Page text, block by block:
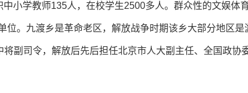
学教师135人，在校学生2500多人。群众性的文娱体育
。九渡乡是革命老区，解放战争时期该乡大部分地区是
司令，解放后先后担任北京市人大副主任、全国政协